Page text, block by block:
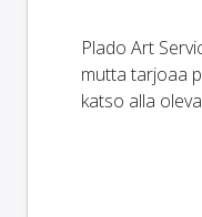
Plado Art
mutta tarjoaa
katso alla